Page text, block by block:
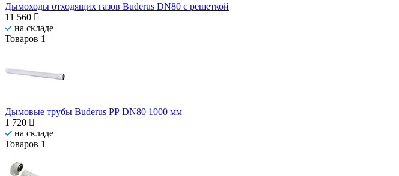
Дымоходы отходящих газов Buderus DN80 с решеткой
11 560
на складе
Товаров 1
Дымовые трубы Buderus РР DN80 1000 мм
1 720
на складе
Товаров 1